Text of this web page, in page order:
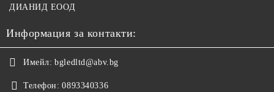
ДИАНИД ЕООД
Информация за контакти:
Имейл: bgledltd@abv.bg
Телефон: 0893340336